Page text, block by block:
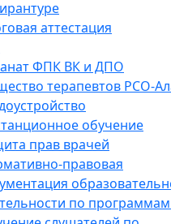
аттестация
ФПК ВК и ДПО
терапевтов РСО-
обучение
прав врачей
правовая
по